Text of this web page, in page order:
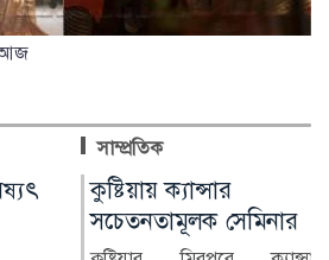
আজ
সাম্প্রতিক
লাখ টাকার ফল-নাস্তা নিয়ে
সাবেক ইউএনওকে ঘিরে
প্রশ্ন